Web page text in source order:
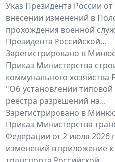
Указ Президента России
внесении изменений в
прохождения военной
Президента Российской...
Зарегистрировано в
Приказ Министерства
коммунального хозяйства
"Об установлении
реестра разрешений на...
Зарегистрировано в
Приказ Министерства
Федерации от 2 июля 2026
изменений в приложение